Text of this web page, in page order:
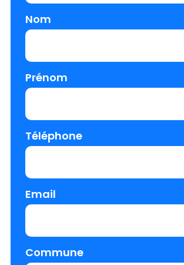
Nom
Prénom
Téléphone
Email
Commune